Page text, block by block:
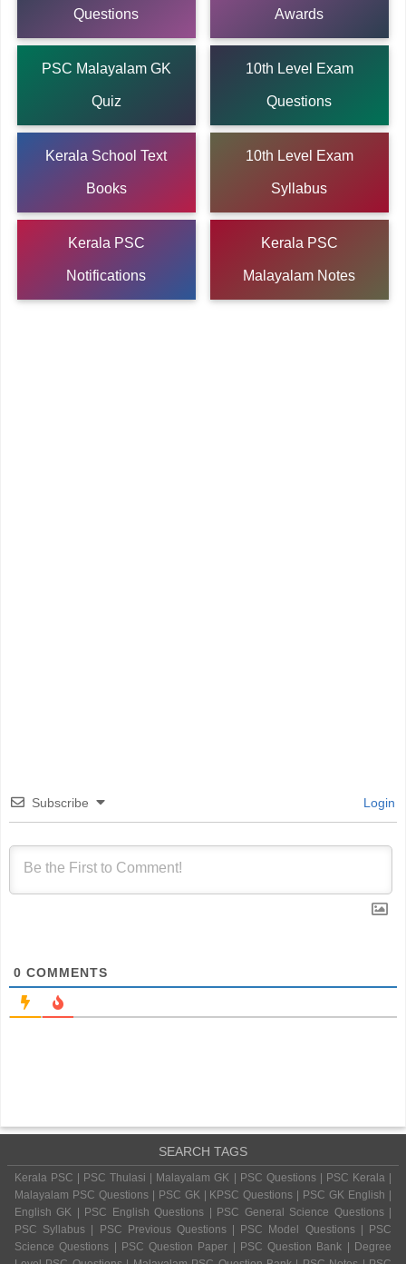
Questions Awards
PSC Malayalam GK
Quiz
10th Level Exam
Questions
Kerala School Text
Books
10th Level Exam
Syllabus
Kerala PSC
Notifications
Kerala PSC
Malayalam Notes
Subscribe Login
0 COMMENTS
SEARCH TAGS
Kerala PSC | PSC Thulasi | Malayalam GK | PSC Questions | PSC Kerala |
Malayalam PSC Questions | PSC GK | KPSC Questions | PSC GK English |
English GK | PSC English Questions | PSC General Science Questions |
PSC Syllabus | PSC Previous Questions | PSC Model Questions | PSC
Science Questions | PSC Question Paper | PSC Question Bank | Degree